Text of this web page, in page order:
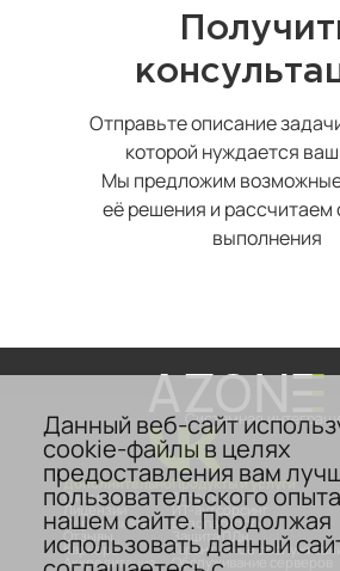
Отправьте описание
которой нуждается
Мы предложим
её решения и рассчитаем
выполнения
Системная
Дополнительно
О компании
Лицензии
Сертификаты
Отзывы
Карьера
Аккредитация
Продукты и услуги
Аттестация
ИТ-аутсорсинг
Безопасность
Защита ПДн
Гарантийное
Обслуживание серверов
Данный веб-сайт
cookie-файлы в целях
предоставления вам
пользовательского
нашем сайте. Продолжая
использовать данный